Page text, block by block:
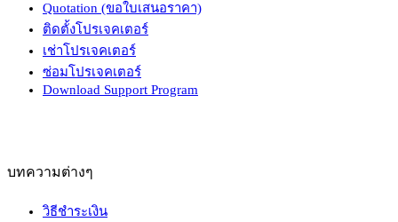
Quotation (ขอใบเสนอราคา)
ติดตั้งโปรเจคเตอร์
เช่าโปรเจคเตอร์
ซ่อมโปรเจคเตอร์
Download Support Program
บทความต่างๆ
วิธีชำระเงิน